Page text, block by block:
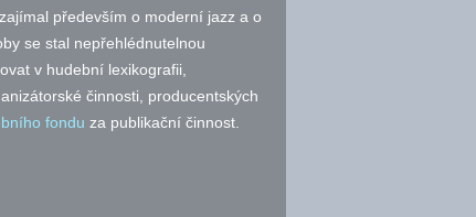
především o moderní jazz a o
se stal nepřehlédnutelnou
v hudební lexikografii,
činnosti, producentských
fondu za publikační činnost.